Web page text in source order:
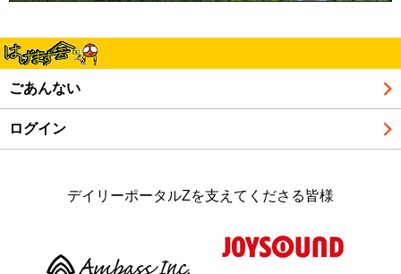
ごあんない
ログイン
デイリーポータルZを支えてくださる皆様